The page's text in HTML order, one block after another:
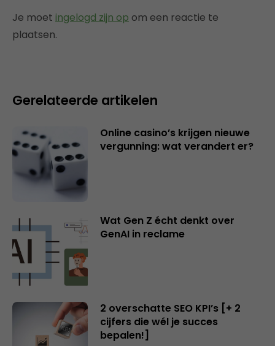
Je moet ingelogd zijn op om een reactie te
plaatsen.
Gerelateerde artikelen
Online casino’s krijgen nieuwe
vergunning: wat verandert er?
Wat Gen Z écht denkt over
GenAI in reclame
2 overschatte SEO KPI’s [+ 2
cijfers die wél je succes
bepalen!]